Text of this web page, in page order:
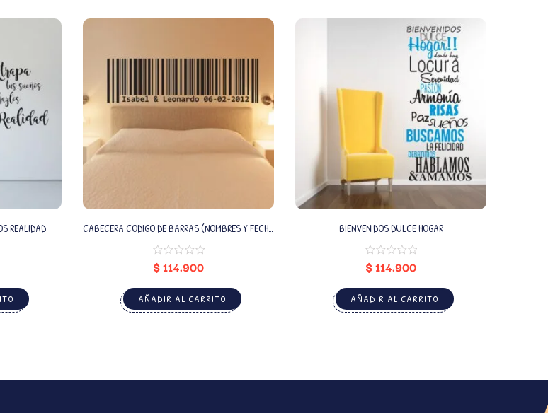
REALIDAD
CABECERA CODIGO DE BARRAS (NOMBRES Y FECHA
$114.900
AÑADIR AL CARRITO
BIENVENIDOS DULCE HOGAR
$114.900
AÑADIR AL CARRITO